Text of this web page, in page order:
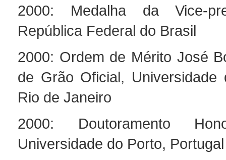
2000: Medalha da Vice-
República Federal do Brasil
2000: Ordem de Mérito José
de Grão Oficial, Universidade
Rio de Janeiro
2000: Doutoramento
Universidade do Porto, Portugal